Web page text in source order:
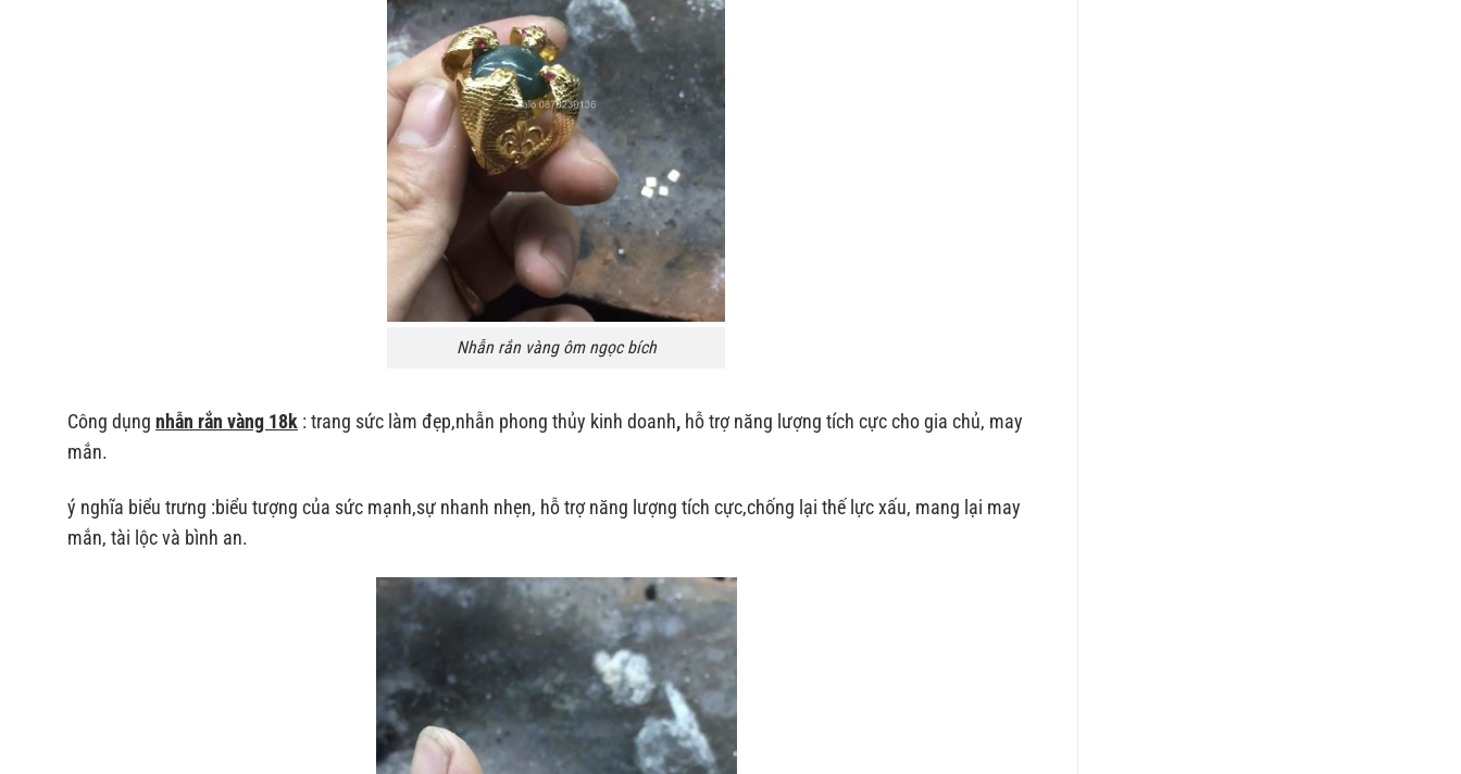
Nhẫn rắn vàng ôm ngọc bích
Công dụng nhẫn rắn vàng 18k : trang sức làm đẹp,nhẫn phong thủy kinh doanh, hỗ trợ năng lượng tích cực cho gia chủ, may
mắn.
ý nghĩa biểu trưng :biểu tượng của sức mạnh,sự nhanh nhẹn, hỗ trợ năng lượng tích cực,chống lại thế lực xấu, mang lại may
mắn, tài lộc và bình an.